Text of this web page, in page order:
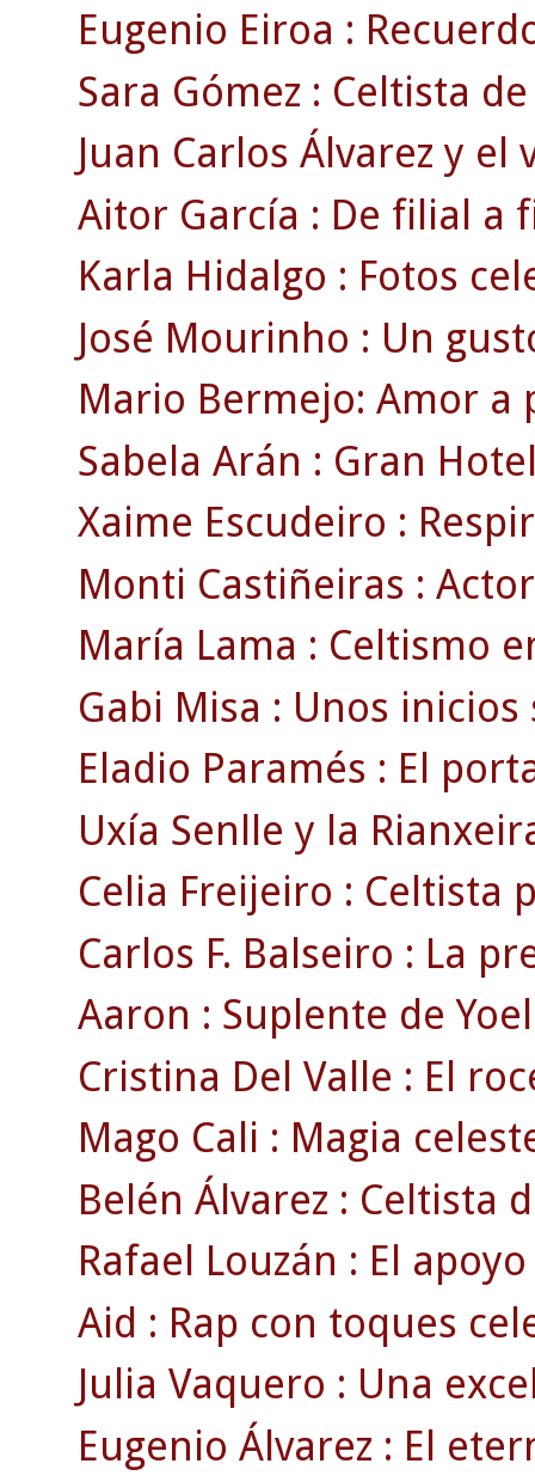
Eugenio Eiroa :
Sara Gómez : Celtista
Juan Carlos Álvarez y el
Aitor García : De filial a
Karla Hidalgo : Fotos
José Mourinho : Un
Mario Bermejo: Amor a
Sabela Arán : Gran
Xaime Escudeiro :
Monti Castiñeiras :
María Lama : Celtismo
Gabi Misa : Unos
Eladio Paramés : El
Uxía Senlle y la
Celia Freijeiro : Celtista
Carlos F. Balseiro : La
Aaron : Suplente de
Cristina Del Valle : El
Mago Cali : Magia
Belén Álvarez : Celtista
Rafael Louzán : El
Aid : Rap con toques
Julia Vaquero : Una
Eugenio Álvarez : El